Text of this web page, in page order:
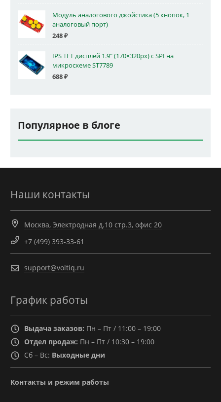
Модуль аналогового джойстика (5 кнопок, 1
аналоговый порт)
248₽
IPS TFT дисплей 1.9" (170×320px) с SPI на
микросхеме ST7789
688₽
Популярное в блоге
Наши контакты
Москва, Электродная д.10 стр.3, офис 20
+7 (499) 393-33-61
support@voltiq.ru
График работы
Выдача заказов: Пн – Пт / 11:00 – 19:00
Отдел продаж: Пн – Пт / 10:30 – 19:00
Сб – Вс: Выходные дни
Контакты и режим работы